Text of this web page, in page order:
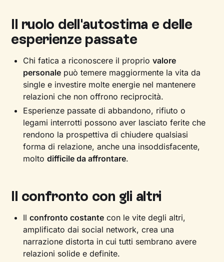
Il ruolo dell'autostima e delle
esperienze passate
Chi fatica a riconoscere il propriovalore
personale può temere maggiormente la vita da
single e investire molte energie nel mantenere
relazioni che non offrono reciprocità.
Esperienze passate di abbandono, rifiuto o
legami interrotti possono aver lasciato ferite che
rendono la prospettiva di chiudere qualsiasi
forma di relazione, anche una insoddisfacente,
moltodifficile da affrontare.
Il confronto con gli altri
Ilconfronto costante con le vite degli altri,
amplificato dai social network, crea una
narrazione distorta in cui tutti sembrano avere
relazioni solide e definite.